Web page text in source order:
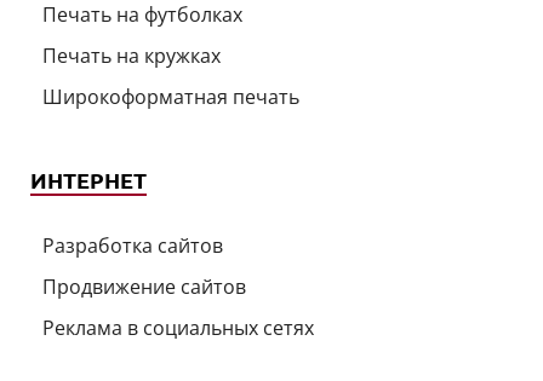
Печать на футболках
Печать на кружках
Широкоформатная печать
ИНТЕРНЕТ
Разработка сайтов
Продвижение сайтов
Реклама в социальных сетях